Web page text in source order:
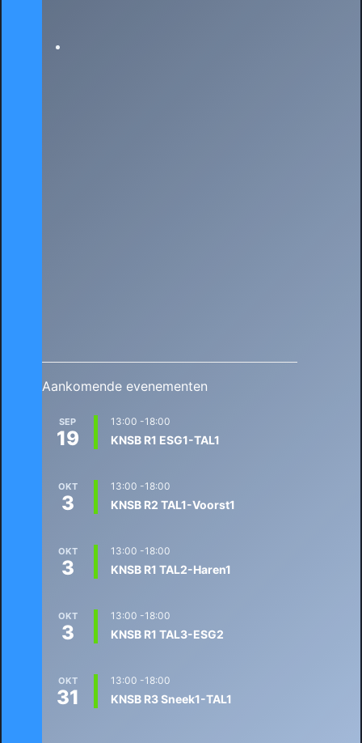
Aankomende evenementen
SEP
19
13:00 -18:00
KNSB R1 ESG1-TAL1
OKT
3
13:00 -18:00
KNSB R2 TAL1-Voorst1
OKT
3
13:00 -18:00
KNSB R1 TAL2-Haren1
OKT
3
13:00 -18:00
KNSB R1 TAL3-ESG2
OKT
31
13:00 -18:00
KNSB R3 Sneek1-TAL1